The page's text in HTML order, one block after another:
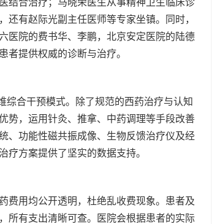
结合治疗；马晓荣医生从事精神卫生临床诊
还有赵际光副主任医师等专家坐镇。同时，
医院的费书华、李鹏，北京安定医院的陆德
者提供权威的诊断与治疗。
综合干预模式。除了规范的西药治疗与认知
势，运用针灸、推拿、中药调理等手段改善
、功能性磁共振成像、生物反馈治疗仪及经
疗方案提供了坚实的数据支持。
费用均公开透明，杜绝乱收费现象。患者及
所有支出清晰可查。医院会根据患者的实际